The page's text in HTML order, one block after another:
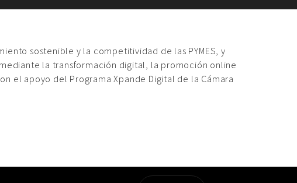
sostenible y la competitividad de las PYMES, y
la transformación digital, la promoción online
el apoyo del Programa Xpande Digital de la Cámara